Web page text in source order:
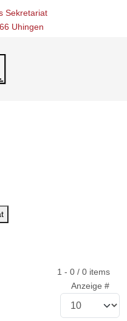
Sekretariat
Uhingen
1 - 0 / 0 items
Anzeige #